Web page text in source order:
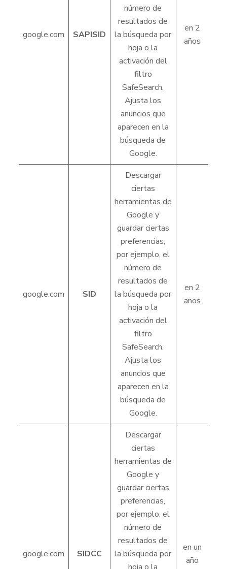
google.com SAPISID
número de
resultados de
la búsqueda por
hoja o la
activación del
filtro
SafeSearch.
Ajusta los
anuncios que
aparecen en la
búsqueda de
Google.
en 2
años
google.com SID
Descargar
ciertas
herramientas de
Google y
guardar ciertas
preferencias,
por ejemplo, el
número de
resultados de
la búsqueda por
hoja o la
activación del
filtro
SafeSearch.
Ajusta los
anuncios que
aparecen en la
búsqueda de
Google.
en 2
años
google.com SIDCC
Descargar
ciertas
herramientas de
Google y
guardar ciertas
preferencias,
por ejemplo, el
número de
resultados de
la búsqueda por
en un
año